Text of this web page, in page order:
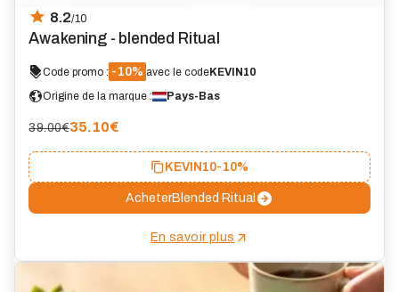
8.2/10
Awakening - blended Ritual
Code promo : -10% avec le codeKEVIN10
Origine de la marque :
Pays-Bas
39.00€35.10€
KEVIN10-10%
AcheterBlended Ritual
En savoir plus